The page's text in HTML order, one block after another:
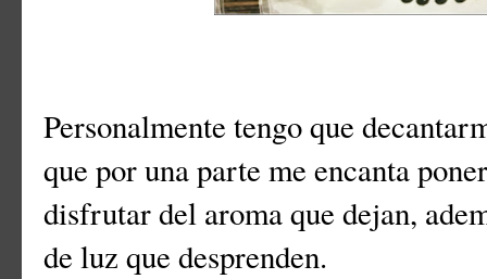
Personalmente tengo que
que por una parte me encanta
disfrutar del aroma que dejan,
de luz que desprenden.